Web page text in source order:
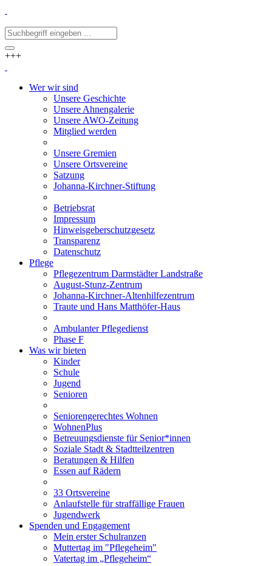
+++
Wer wir sind
Unsere Geschichte
Unsere Ahnengalerie
Unsere AWO-Zeitung
Mitglied werden
Unsere Gremien
Unsere Ortsvereine
Satzung
Johanna-Kirchner-Stiftung
Betriebsrat
Impressum
Hinweisgeberschutzgesetz
Transparenz
Datenschutz
Pflege
Pflegezentrum Darmstädter Landstraße
August-Stunz-Zentrum
Johanna-Kirchner-Altenhilfezentrum
Traute und Hans Matthöfer-Haus
Ambulanter Pflegedienst
Phase F
Was wir bieten
Kinder
Schule
Jugend
Senioren
Seniorengerechtes Wohnen
WohnenPlus
Betreuungsdienste für Senior*innen
Soziale Stadt & Stadtteilzentren
Beratungen & Hilfen
Essen auf Rädern
33 Ortsvereine
Anlaufstelle für straffällige Frauen
Jugendwerk
Spenden und Engagement
Mein erster Schulranzen
Muttertag im "Pflegeheim"
Vatertag im „Pflegeheim“